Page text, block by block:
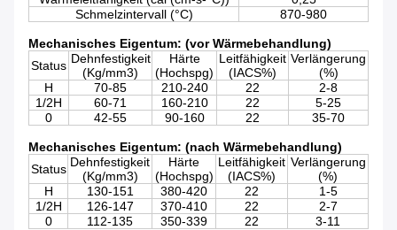
Schmelzintervall (°C)
870-980
Mechanisches Eigentum: (vor Wärmebehandlung)
Status Dehnfestigkeit
(Kg/mm3)
Härte
(Hochspg)
Leitfähigkeit
(IACS%)
Verlängerung
(%)
H
70-85 210-240 22
2-8
1/2H
60-71 160-210 22
5-25
0
42-55 90-160 22 35-70
Mechanisches Eigentum: (nach Wärmebehandlung)
Status Dehnfestigkeit
(Kg/mm3)
Härte
(Hochspg)
Leitfähigkeit
(IACS%)
Verlängerung
(%)
H
130-151 380-420 22
1-5
1/2H
126-147 370-410 22
2-7
0
112-135 350-339 22 3-11